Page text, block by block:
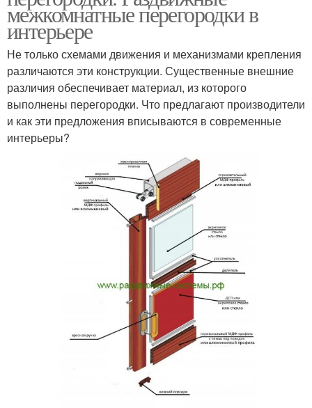
межкомнатные перегородки в
интерьере
Не только схемами движения и механизмами крепления
различаются эти конструкции. Существенные внешние
различия обеспечивает материал, из которого
выполнены перегородки. Что предлагают производители
и как эти предложения вписываются в современные
интерьеры?